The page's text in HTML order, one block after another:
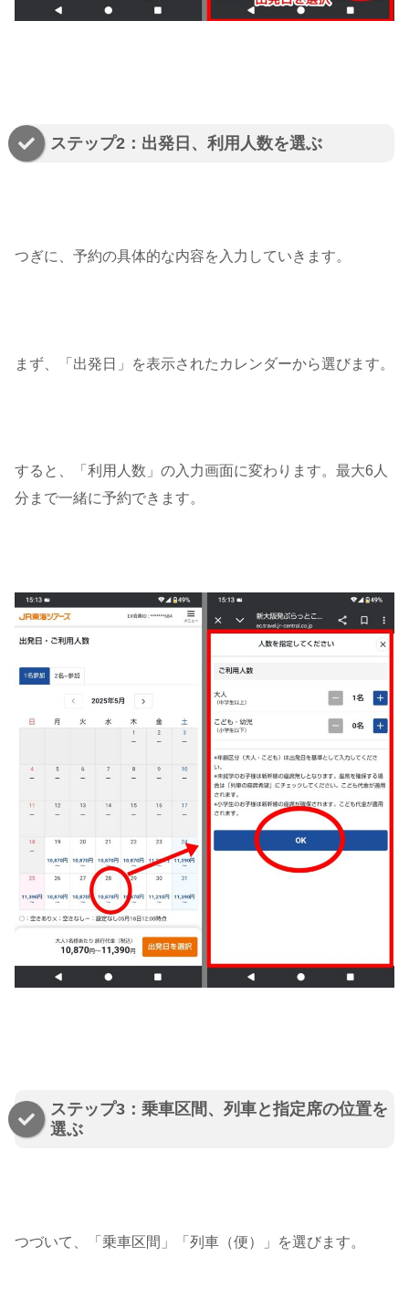
ステップ2：出発日、利用人数を選ぶ
つぎに、予約の具体的な内容を入力していきます。
まず、「出発日」を表示されたカレンダーから選びます。
すると、「利用人数」の入力画面に変わります。最大6人
分まで一緒に予約できます。
ステップ3：乗車区間、列車と指定席の位置を
選ぶ
つづいて、「乗車区間」「列車（便）」を選びます。